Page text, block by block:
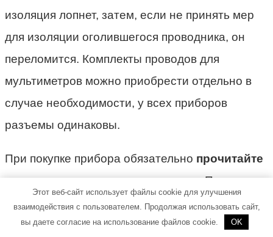
изоляция лопнет, затем, если не принять мер
для изоляции оголившегося проводника, он
переломится. Комплекты проводов для
мультиметров можно приобрести отдельно в
случае необходимости, у всех приборов
разъемы одинаковы.
При покупке прибора обязательно прочитайте
его инструкцию по эксплуатации. После
этого попробуйте его в действии. Измерьте
напряжение в розетке, сопротивление
Этот веб-сайт использует файлы cookie для улучшения
взаимодействия с пользователем. Продолжая использовать сайт,
вы даете согласие на использование файлов cookie.
OK